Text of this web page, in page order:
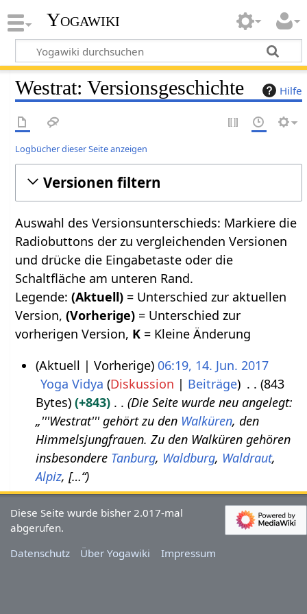
Yogawiki
Hilfe
Westrat: Versionsgeschichte
Logbücher dieser Seite anzeigen
Versionen filtern
Auswahl des Versionsunterschieds: Markiere die
Radiobuttons der zu vergleichenden Versionen
und drücke die Eingabetaste oder die
Schaltfläche am unteren Rand.
Legende:(Aktuell) = Unterschied zur aktuellen
Version,(Vorherige) = Unterschied zur
vorherigen Version, K = Kleine Änderung
2
0
1
Aktuell Vorherige 06:19, 14. Jun. 2017
Yoga Vidya Diskussion Beiträge
843
Bytes
+843
Die Seite wurde neu angelegt:
„'''Westrat''' gehört zu den Walküren, den
Himmelsjungfrauen. Zu den Walküren gehören
insbesondere Tanburg, Waldburg, Waldraut,
Alpiz, […“
Diese Seite wurde bisher 2.017-mal
abgerufen.
Datenschutz
Über Yogawiki Impressum